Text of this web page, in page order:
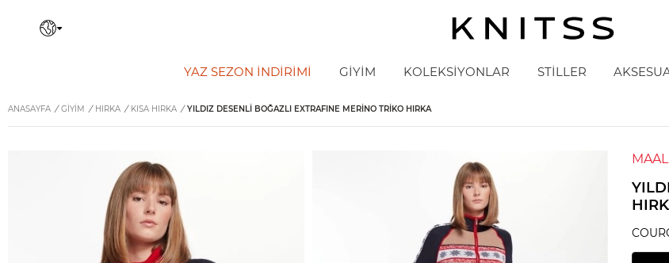
YAZ SEZON İNDIRIMI GİYİM KOLEKSİYONLAR STİLLER
ANASAYFA / GİYİM / HIRKA / KISA HIRKA / YILDIZ DESENLI BOĞAZLI EXTRAFINE MERINO TRIKO HIRKA